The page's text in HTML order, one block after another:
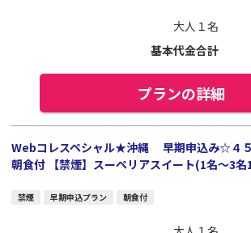
大人１名
基本代金合計
プランの詳細
Webコレスペシャル★沖縄 早期申込み☆４
朝食付 【禁煙】スーペリアスイート(1名～3名
禁煙 早期申込プラン 朝食付